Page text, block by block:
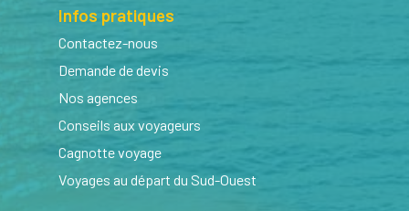
Infos pratiques
Contactez-nous
Demande de devis
Nos agences
Conseils aux voyageurs
Cagnotte voyage
Voyages au départ du Sud-Ouest